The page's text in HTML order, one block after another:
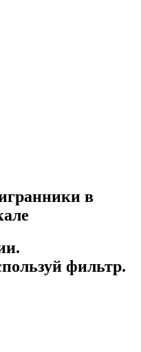
в
фильтр.